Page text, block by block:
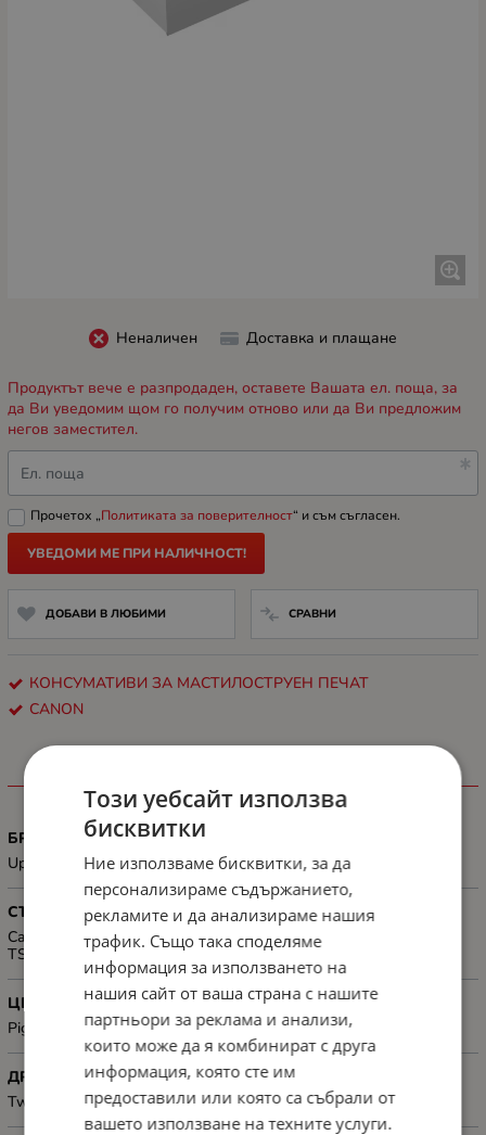
Неналичен Доставка и плащане
Продуктът вече е разпродаден, оставете Вашата ел. поща, за
да Ви уведомим щом го получим отново или да Ви предложим
негов заместител.
Ел. поща
Прочетох „Политиката за поверителност“ и съм съгласен.
УВЕДОМИ МЕ ПРИ НАЛИЧНОСТ!
ДОБАВИ В ЛЮБИМИ СРАВНИ
КОНСУМАТИВИ ЗА МАСТИЛОСТРУЕН ПЕЧАТ
CANON
ХАРАКТЕРИСТИКИ
БРОЙ СТРАНИЦИ
Up to 1000 A4 pages (2x 500 pages)
СЪВМЕСТИМОСТ
Canon PIXMA MG575x, MG685x, MG775x, TS505x, TS605x,
TS805x, TS905x
ЦВЯТ
Pigment Black
ДРУГИ
Twin Pack
Този уебсайт използва
бисквитки
Ние използваме бисквитки, за да
персонализираме съдържанието,
рекламите и да анализираме нашия
трафик. Също така споделяме
информация за използването на
нашия сайт от ваша страна с нашите
партньори за реклама и анализи,
които може да я комбинират с друга
информация, която сте им
предоставили или която са събрали от
вашето използване на техните услуги.